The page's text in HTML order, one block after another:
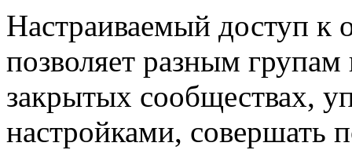
Настраиваемый доступ к
позволяет разным групам
закрытых сообществах,
настройками, совершать